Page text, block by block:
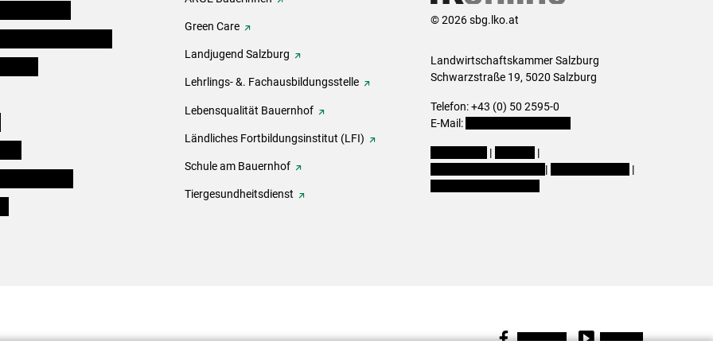
Green Care
Landjugend Salzburg
Lehrlings- &. Fachausbildungsstelle
Lebensqualität Bauernhof
Ländliches Fortbildungsinstitut (LFI)
Schule am Bauernhof
Tiergesundheitsdienst
© 2026 sbg.lko.at
Landwirtschaftskammer Salzburg
Schwarzstraße 19, 5020 Salzburg
Telefon: +43 (0) 50 2595-0
E-Mail:
|
|
|
|
Facebook Youtube